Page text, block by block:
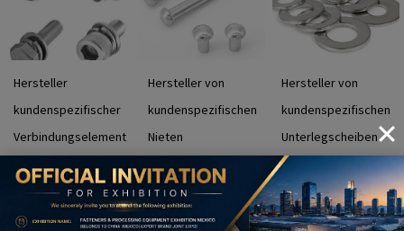
Hersteller
kundenspezifischer
Verbindungselement
Hersteller von
kundenspezifischen
Nieten
Hersteller von
kundenspezifischen
Unterlegscheiben